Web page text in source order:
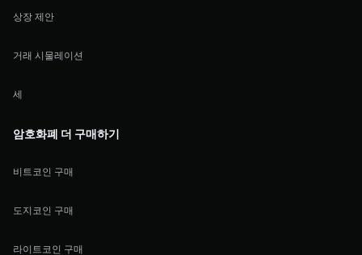
상장 제안
거래 시물레이션
세
암호화폐 더 구매하기
비트코인 구매
도지코인 구매
라이트코인 구매